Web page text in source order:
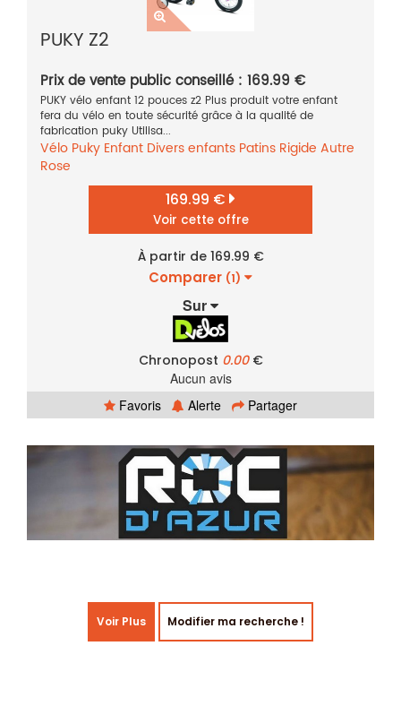
PUKY Z2
Prix de vente public conseillé : 169.99 €
PUKY vélo enfant 12 pouces z2 Plus produit votre enfant
fera du vélo en toute sécurité grâce à la qualité de
fabrication puky Utilisa...
Vélo Puky Enfant Divers enfants Patins Rigide Autre
Rose
169.99 €
Voir cette offre
À partir de 169.99 €
Comparer (1)
Sur
Chronopost 0.00€
Aucun avis
Favoris
Alerte Partager
Voir Plus Modifier ma recherche !